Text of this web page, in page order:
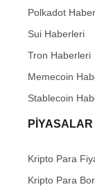
Polkadot
Sui Haberleri
Tron Haberleri
Memecoin
Stablecoin
PIYASALAR
Kripto Para
Kripto Para